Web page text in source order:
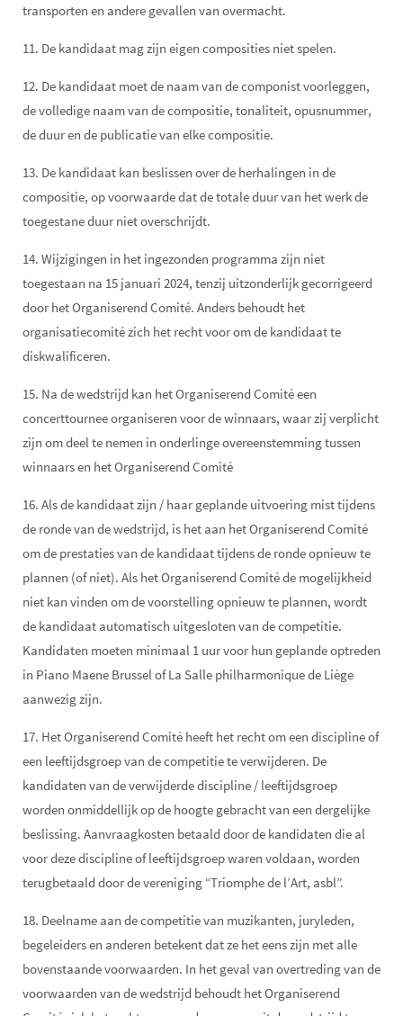
transporten en andere gevallen van overmacht.
11. De kandidaat mag zijn eigen composities niet spelen.
12. De kandidaat moet de naam van de componist voorleggen,
de volledige naam van de compositie, tonaliteit, opusnummer,
de duur en de publicatie van elke compositie.
13. De kandidaat kan beslissen over de herhalingen in de
compositie, op voorwaarde dat de totale duur van het werk de
toegestane duur niet overschrijdt.
14. Wijzigingen in het ingezonden programma zijn niet
toegestaan na 15 januari 2024, tenzij uitzonderlijk gecorrigeerd
door het Organiserend Comité. Anders behoudt het
organisatiecomité zich het recht voor om de kandidaat te
diskwalificeren.
15. Na de wedstrijd kan het Organiserend Comité een
concerttournee organiseren voor de winnaars, waar zij verplicht
zijn om deel te nemen in onderlinge overeenstemming tussen
winnaars en het Organiserend Comité
16. Als de kandidaat zijn / haar geplande uitvoering mist tijdens
de ronde van de wedstrijd, is het aan het Organiserend Comité
om de prestaties van de kandidaat tijdens de ronde opnieuw te
plannen (of niet). Als het Organiserend Comité de mogelijkheid
niet kan vinden om de voorstelling opnieuw te plannen, wordt
de kandidaat automatisch uitgesloten van de competitie.
Kandidaten moeten minimaal 1 uur voor hun geplande optreden
in Piano Maene Brussel of La Salle philharmonique de Liège
aanwezig zijn.
17. Het Organiserend Comité heeft het recht om een discipline of
een leeftijdsgroep van de competitie te verwijderen. De
kandidaten van de verwijderde discipline / leeftijdsgroep
worden onmiddellijk op de hoogte gebracht van een dergelijke
beslissing. Aanvraagkosten betaald door de kandidaten die al
voor deze discipline of leeftijdsgroep waren voldaan, worden
terugbetaald door de vereniging “Triomphe de l’Art, asbl”.
18. Deelname aan de competitie van muzikanten, juryleden,
begeleiders en anderen betekent dat ze het eens zijn met alle
bovenstaande voorwaarden. In het geval van overtreding van de
voorwaarden van de wedstrijd behoudt het Organiserend